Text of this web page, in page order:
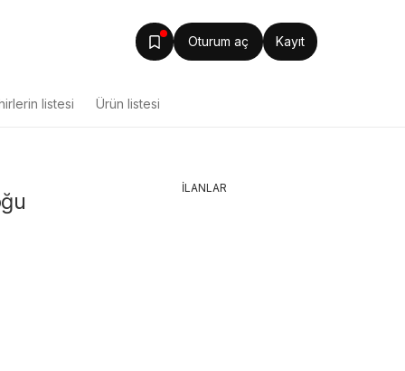
Oturum aç Kayıt
listesi Ürün listesi
İLANLAR